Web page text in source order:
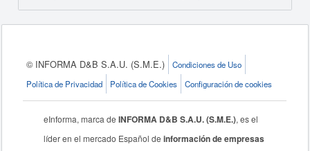
© INFORMA D&B S.A.U. (S.M.E.)
Condiciones de Uso
Política de Privacidad
Política de Cookies Configuración de cookies
eInforma, marca deINFORMA D&B S.A.U. (S.M.E.), es el
líder en el mercado Español deinformación de empresas